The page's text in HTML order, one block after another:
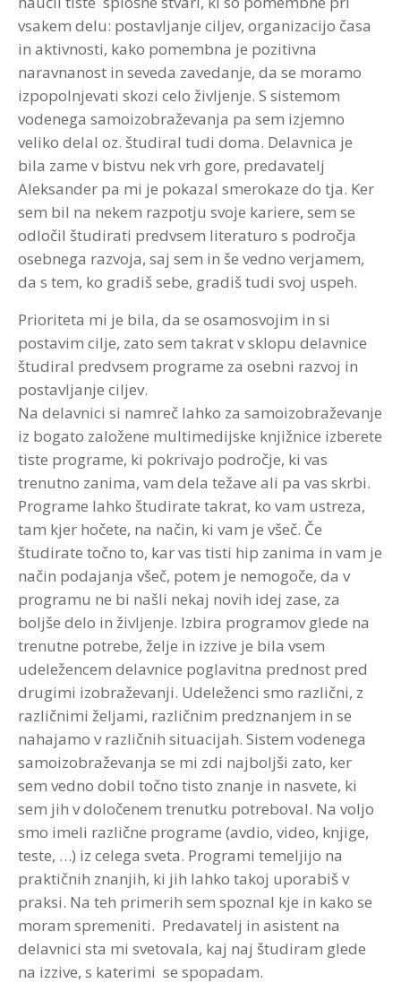
vsakem delu: postavljanje ciljev, organizacijo časa
in aktivnosti, kako pomembna je pozitivna
naravnanost in seveda zavedanje, da se moramo
izpopolnjevati skozi celo življenje. S sistemom
vodenega samoizobraževanja pa sem izjemno
veliko delal oz. študiral tudi doma. Delavnica je
bila zame v bistvu nek vrh gore, predavatelj
Aleksander pa mi je pokazal smerokaze do tja. Ker
sem bil na nekem razpotju svoje kariere, sem se
odločil študirati predvsem literaturo s področja
osebnega razvoja, saj sem in še vedno verjamem,
da s tem, ko gradiš sebe, gradiš tudi svoj uspeh.
Prioriteta mi je bila, da se osamosvojim in si
postavim cilje, zato sem takrat v sklopu delavnice
študiral predvsem programe za osebni razvoj in
postavljanje ciljev.
Na delavnici si namreč lahko za samoizobraževanje
iz bogato založene multimedijske knjižnice izberete
tiste programe, ki pokrivajo področje, ki vas
trenutno zanima, vam dela težave ali pa vas skrbi.
Programe lahko študirate takrat, ko vam ustreza,
tam kjer hočete, na način, ki vam je všeč. Če
študirate točno to, kar vas tisti hip zanima in vam je
način podajanja všeč, potem je nemogoče, da v
programu ne bi našli nekaj novih idej zase, za
boljše delo in življenje. Izbira programov glede na
trenutne potrebe, želje in izzive je bila vsem
udeležencem delavnice poglavitna prednost pred
drugimi izobraževanji. Udeleženci smo različni, z
različnimi željami, različnim predznanjem in se
nahajamo v različnih situacijah. Sistem vodenega
samoizobraževanja se mi zdi najboljši zato, ker
sem vedno dobil točno tisto znanje in nasvete, ki
sem jih v določenem trenutku potreboval. Na voljo
smo imeli različne programe (avdio, video, knjige,
teste, …) iz celega sveta. Programi temeljijo na
praktičnih znanjih, ki jih lahko takoj uporabiš v
praksi. Na teh primerih sem spoznal kje in kako se
moram spremeniti. Predavatelj in asistent na
delavnici sta mi svetovala, kaj naj študiram glede
na izzive, s katerimi se spopadam.